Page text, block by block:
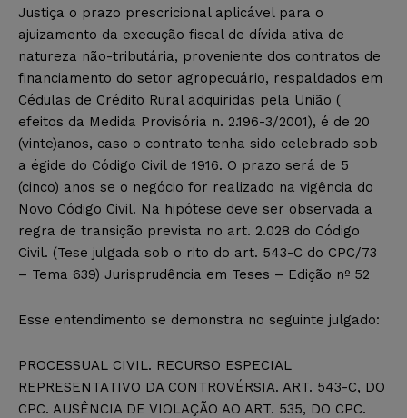
Justiça o prazo prescricional aplicável para o
ajuizamento da execução fiscal de dívida ativa de
natureza não-tributária, proveniente dos contratos de
financiamento do setor agropecuário, respaldados em
Cédulas de Crédito Rural adquiridas pela União (
efeitos da Medida Provisória n. 2.196-3/2001), é de 20
(vinte)anos, caso o contrato tenha sido celebrado sob
a égide do Código Civil de 1916. O prazo será de 5
(cinco) anos se o negócio for realizado na vigência do
Novo Código Civil. Na hipótese deve ser observada a
regra de transição prevista no art. 2.028 do Código
Civil. (Tese julgada sob o rito do art. 543-C do CPC/73
– Tema 639) Jurisprudência em Teses – Edição nº 52
Esse entendimento se demonstra no seguinte julgado:
PROCESSUAL CIVIL. RECURSO ESPECIAL
REPRESENTATIVO DA CONTROVÉRSIA. ART. 543-C, DO
CPC. AUSÊNCIA DE VIOLAÇÃO AO ART. 535, DO CPC.